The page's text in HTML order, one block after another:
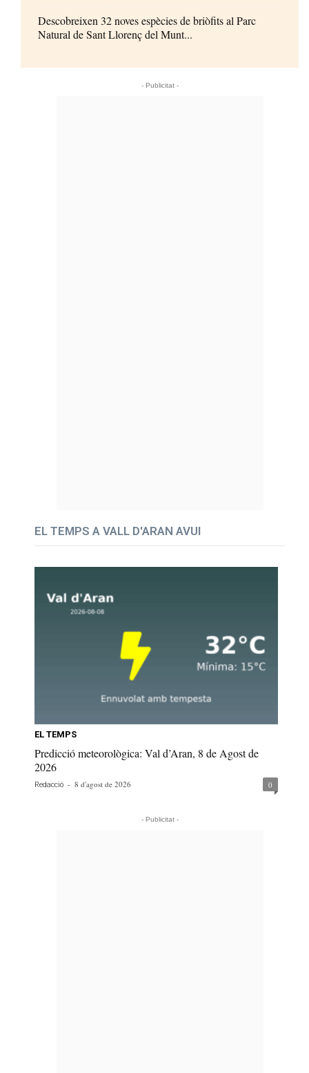
Descobreixen 32 noves espècies de briòfits al Parc
Natural de Sant Llorenç del Munt...
- Publicitat -
EL TEMPS A VALL D'ARAN AVUI
EL TEMPS
Predicció meteorològica: Val d’Aran, 8 de Agost de
2026
Redacció - 8 d'agost de 2026 0
- Publicitat -